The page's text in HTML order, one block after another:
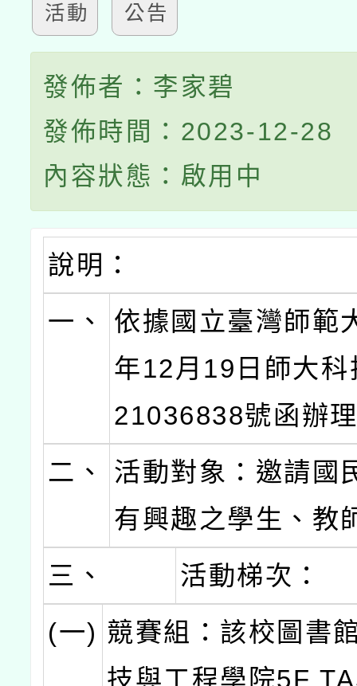
活動 公告
發佈者：李家碧
發佈時間：2023-12-28
內容狀態：啟用中
說明：
一、
依據國立臺灣師範
年12月19日師大
21036838號函辦
二、
活動對象：邀請國
有興趣之學生、教
三、
活動梯次：
(一) 競賽組：該校圖書
技與工程學院5F